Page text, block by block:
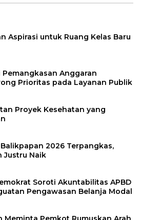
Aspirasi untuk Ruang Kelas Baru
Pemangkasan Anggaran
Prioritas pada Layanan Publik
Proyek Kesehatan yang
2026 Terpangkas,
Justru Naik
Soroti Akuntabilitas APBD
Pengawasan Belanja Modal